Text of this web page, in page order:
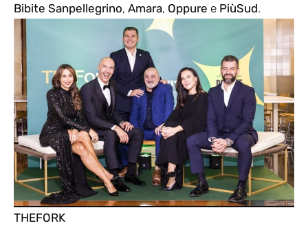
Bibite Sanpellegrino, Amara, Oppure e PiùSud.
THEFORK